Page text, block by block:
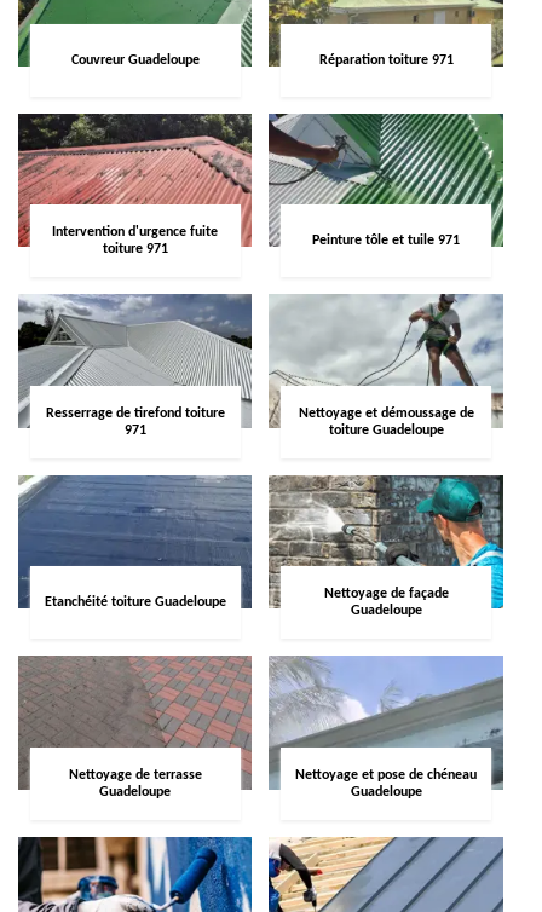
Couvreur Guadeloupe Réparation toiture 971
Intervention d'urgence fuite
toiture 971
Peinture tôle et tuile 971
Resserrage de tirefond toiture
971
Nettoyage et démoussage de
toiture Guadeloupe
Etanchéité toiture Guadeloupe
Nettoyage de façade
Guadeloupe
Nettoyage de terrasse
Guadeloupe
Nettoyage et pose de chéneau
Guadeloupe